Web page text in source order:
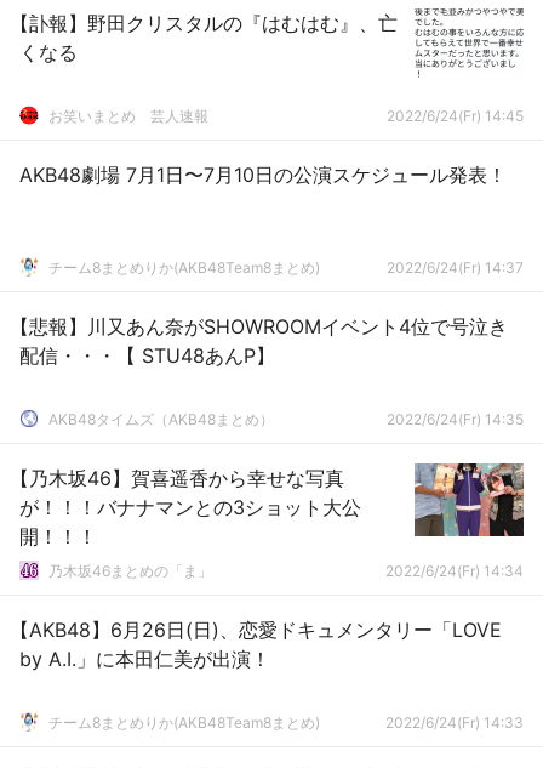
【訃報】野田クリスタルの『はむはむ』、亡
くなる
お笑いまとめ 芸人速報 2022/6/24(Fr) 14:45
AKB48劇場 7月1日〜7月10日の公演スケジュール発表！
チーム8まとめりか(AKB48Team8まとめ) 2022/6/24(Fr) 14:37
【悲報】川又あん奈がSHOWROOMイベント4位で号泣き
配信・・・【 STU48あんP】
AKB48タイムズ（AKB48まとめ） 2022/6/24(Fr) 14:35
【乃木坂46】賀喜遥香から幸せな写真
が！！！バナナマンとの3ショット大公
開！！！
乃木坂46まとめの「ま」 2022/6/24(Fr) 14:34
【AKB48】6月26日(日)、恋愛ドキュメンタリー「LOVE
by A.I.」に本田仁美が出演！
チーム8まとめりか(AKB48Team8まとめ) 2022/6/24(Fr) 14:33